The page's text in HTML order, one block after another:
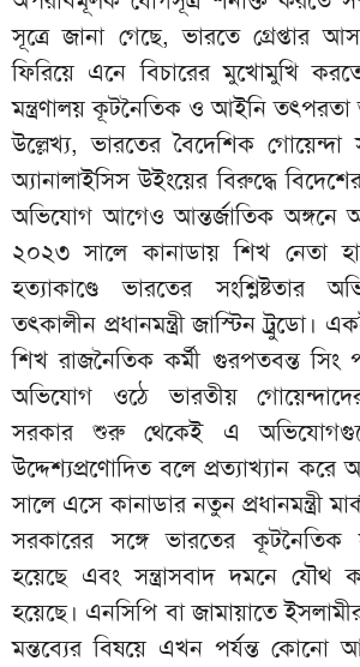
সূত্রে জানা গেছে, ভারতে গ্রেপ্তার
ফিরিয়ে এনে বিচারের মুখোমুখি করতে
মন্ত্রণালয় কূটনৈতিক ও আইনি তৎপরতা
উল্লেখ্য, ভারতের বৈদেশিক গোয়েন্দা
অ্যানালাইসিস উইংয়ের বিরুদ্ধে
অভিযোগ আগেও আন্তর্জাতিক অঙ্গনে
২০২৩ সালে কানাডায় শিখ নেতা
হত্যাকাণ্ডে ভারতের সংশ্লিষ্টতার
তৎকালীন প্রধানমন্ত্রী জাস্টিন ট্রুডো।
শিখ রাজনৈতিক কর্মী গুরপতবন্ত সিং
অভিযোগ ওঠে ভারতীয়
সরকার শুরু থেকেই এ
উদ্দেশ্যপ্রণোদিত বলে প্রত্যাখ্যান
সালে এসে কানাডার নতুন প্রধানমন্ত্রী
সরকারের সঙ্গে ভারতের কূটনৈতিক
হয়েছে এবং সন্ত্রাসবাদ দমনে যৌথ
হয়েছে। এনসিপি বা জামায়াতে
মন্তব্যের বিষয়ে এখন পর্যন্ত কোনো